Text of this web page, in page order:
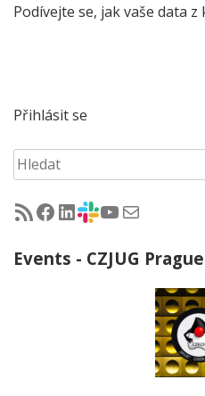
Podívejte se, jak vaše data
Přihlásit se
Hledat
RSS - články na jug.cz
Facebook skupina Czech Java User Group
LinkedIn skupina Czech Java User Group
CZJUG Slack fórum
CZJUG YouTube kanálCZJUG email
Events - CZJUG Prague